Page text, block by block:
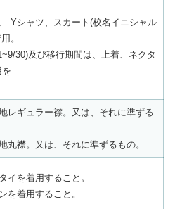
Yシャツ、スカート(校名イニシャル
。
30)及び移行期間は、上着、ネクタ
レギュラー襟。又は、それに準ずる
丸襟。又は、それに準ずるもの。
イを着用すること。
を着用すること。